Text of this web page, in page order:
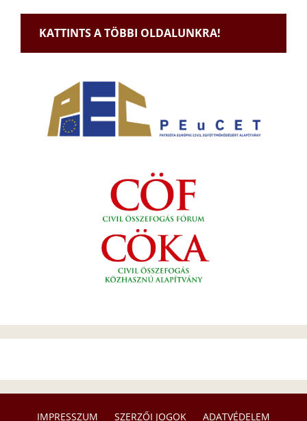
KATTINTS A TÖBBI OLDALUNKRA!
IMPRESSZUM SZERZŐI JOGOK ADATVÉDELEM